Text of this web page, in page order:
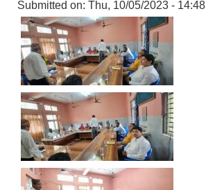
Submitted on: Thu, 10/05/2023 - 14:48